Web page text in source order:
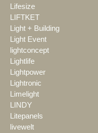
Lifesize
LIFTKET
Light + Building
Light Event
lightconcept
Lightlife
Lightpower
Lightronic
Limelight
LINDY
Litepanels
livewelt